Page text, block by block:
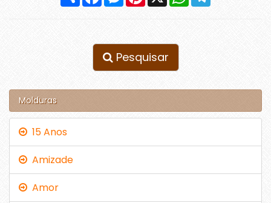
Pesquisar
Molduras
15 Anos
Amizade
Amor